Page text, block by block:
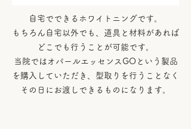
自宅でできるホワイトニングです。
もちろん自宅以外でも、道具と材料があれば
どこでも行うことが可能です。
当院ではオパールエッセンスGOという製品
を購入していただき、型取りを行うことなく
その日にお渡しできるものになります。